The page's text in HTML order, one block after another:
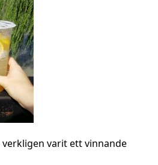
varit ett vinnande